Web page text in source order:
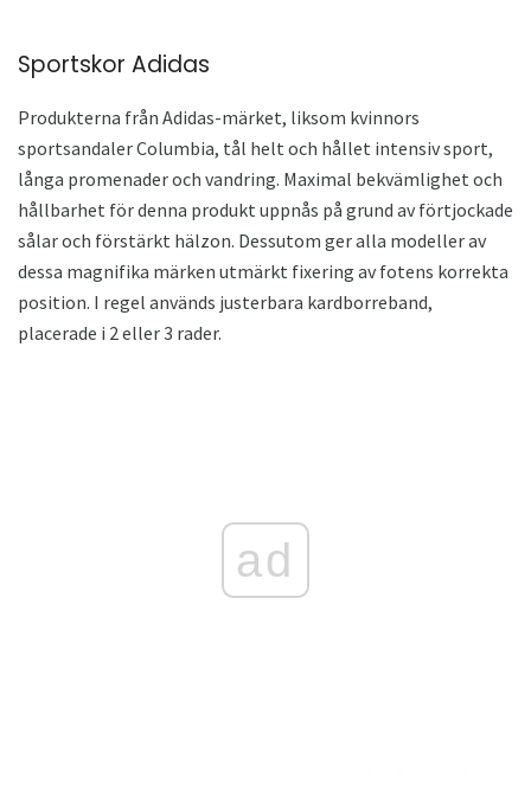
Sportskor Adidas
Produkterna från Adidas-märket, liksom kvinnors
sportsandaler Columbia, tål helt och hållet intensiv sport,
långa promenader och vandring. Maximal bekvämlighet och
hållbarhet för denna produkt uppnås på grund av förtjockade
sålar och förstärkt hälzon. Dessutom ger alla modeller av
dessa magnifika märken utmärkt fixering av fotens korrekta
position. I regel används justerbara kardborreband,
placerade i 2 eller 3 rader.
ad